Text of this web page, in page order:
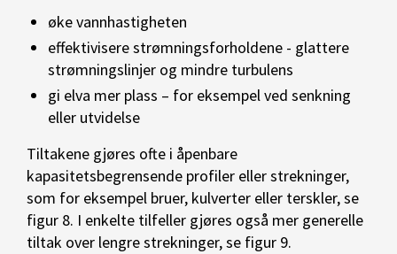
øke vannhastigheten
effektivisere strømningsforholdene - glattere
strømningslinjer og mindre turbulens
gi elva mer plass – for eksempel ved senkning
eller utvidelse
Tiltakene gjøres ofte i åpenbare
kapasitetsbegrensende profiler eller strekninger,
som for eksempel bruer, kulverter eller terskler, se
figur 8. I enkelte tilfeller gjøres også mer generelle
tiltak over lengre strekninger, se figur 9.